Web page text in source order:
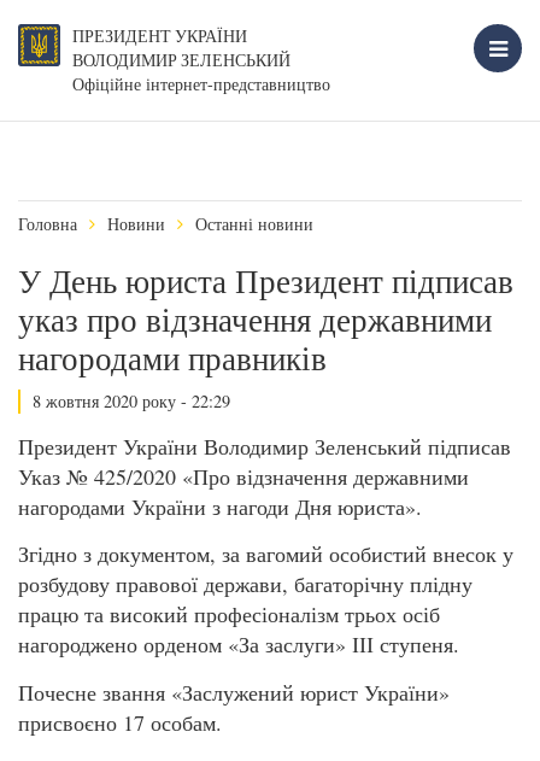
ПРЕЗИДЕНТ УКРАЇНИ
ВОЛОДИМИР ЗЕЛЕНСЬКИЙ
Офіційне інтернет-представництво
Головна Новини Останні новини
У День юриста Президент підписав
указ про відзначення державними
нагородами правників
8 жовтня 2020 року - 22:29
Президент України Володимир Зеленський підписав
Указ № 425/2020 «Про відзначення державними
нагородами України з нагоди Дня юриста».
Згідно з документом, за вагомий особистий внесок у
розбудову правової держави, багаторічну плідну
працю та високий професіоналізм трьох осіб
нагороджено орденом «За заслуги» ІІІ ступеня.
Почесне звання «Заслужений юрист України»
присвоєно 17 особам.